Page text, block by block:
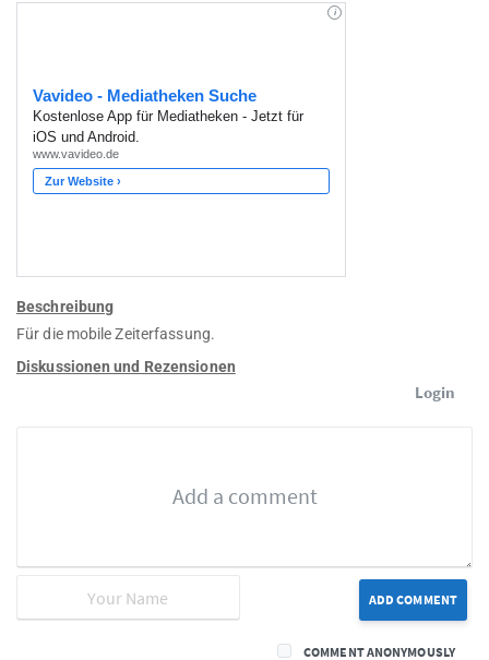
Beschreibung
Für die mobile Zeiterfassung.
Diskussionen und Rezensionen
Login
ADD COMMENT
COMMENT ANONYMOUSLY